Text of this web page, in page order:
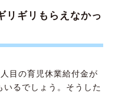
リギリもらえなかっ
目の育児休業給付金が
るでしょう。そうした